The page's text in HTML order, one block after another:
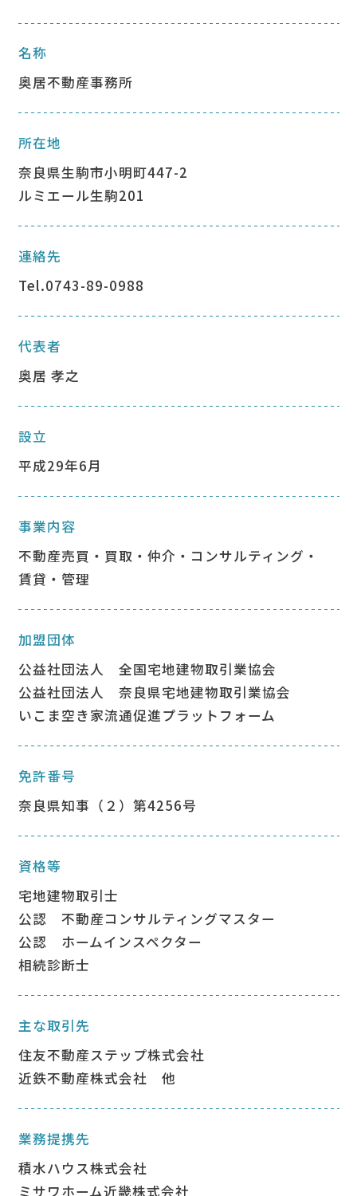
名称
奥居不動産事務所
所在地
奈良県⽣駒市⼩明町447-2
ルミエール⽣駒201
連絡先
Tel.0743-89-0988
代表者
奥居 孝之
設⽴
平成29年6⽉
事業内容
不動産売買・買取・仲介・コンサルティング・
賃貸・管理
加盟団体
公益社団法⼈ 全国宅地建物取引業協会
公益社団法⼈ 奈良県宅地建物取引業協会
いこま空き家流通促進プラットフォーム
免許番号
奈良県知事（２）第4256号
資格等
宅地建物取引⼠
公認 不動産コンサルティングマスター
公認 ホームインスペクター
相続診断士
主な取引先
住友不動産ステップ株式会社
近鉄不動産株式会社 他
業務提携先
積水ハウス株式会社
ミサワホーム近畿株式会社